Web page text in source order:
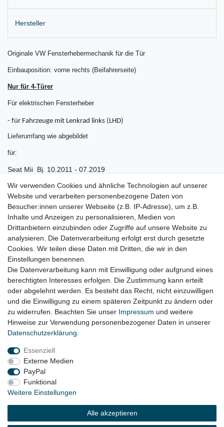
Hersteller
Originale VW Fensterhebermechanik für die Tür
Einbauposition: vorne rechts (Beifahrerseite)
Nur für 4-Türer
Für elektrischen Fensterheber
- für Fahrzeuge mit Lenkrad links (LHD)
Lieferumfang wie abgebildet
für:
Seat Mii Bj. 10.2011 - 07.2019
Seat e-Mii Bj. 08.2019 – 07.2021
Skoda Citigo Bj. 10.2011 - 08.2019
Skoda eCitigo iV Bj. 09.2019 - 08.2021
VW e-up! AA Bj. 09.2016 – 2023
Lieferzeit etwa 1 bis 3 Werktage
Wir verwenden Cookies und ähnliche Technologien auf unserer
Website und verarbeiten personenbezogene Daten von
Besucher:innen unserer Webseite (z.B. IP-Adresse), um z.B.
Inhalte und Anzeigen zu personalisieren, Medien von
Drittanbietern einzubinden oder Zugriffe auf unsere Website zu
analysieren. Die Datenverarbeitung erfolgt erst durch gesetzte
Cookies. Wir teilen diese Daten mit Dritten, die wir in den
Einstellungen benennen.
Die Datenverarbeitung kann mit Einwilligung oder aufgrund eines
berechtigten Interesses erfolgen. Die Zustimmung kann erteilt
oder abgelehnt werden. Es besteht das Recht, nicht einzuwilligen
und die Einwilligung zu einem späteren Zeitpunkt zu ändern oder
zu widerrufen. Beachten Sie unser Impressum und weitere
Hinweise zur Verwendung personenbezogener Daten in unserer
Daten­schutz­erklärung
Essenziell
Externe Medien
PayPal
Funktional
Weitere Einstellungen
Alle akzeptieren
Impressum
Widerrufs­recht
© Copyright 2026 | Alle Rechte vorbehalten.